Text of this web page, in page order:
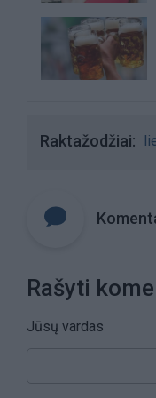
Raktažodžiai
Rašyti
Jūsų vardas